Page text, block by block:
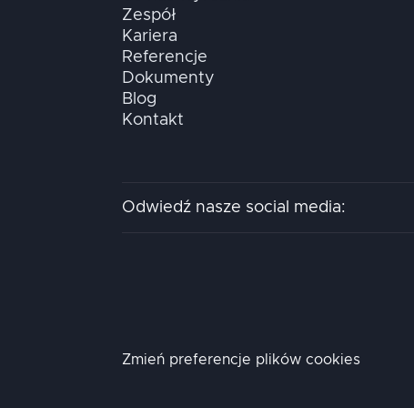
Zespół
Kariera
Referencje
Dokumenty
Blog
Kontakt
Odwiedź nasze social media:
Zmień preferencje plików cookies